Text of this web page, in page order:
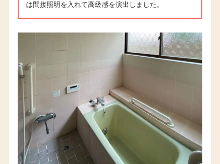
は間接照明を入れて高級感を演出しました。